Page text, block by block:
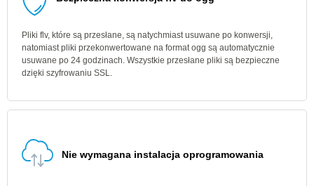
Pliki flv, które są przesłane, są natychmiast usuwane po konwersji,
natomiast pliki przekonwertowane na format ogg są automatycznie
usuwane po 24 godzinach. Wszystkie przesłane pliki są bezpieczne
dzięki szyfrowaniu SSL.
Nie wymagana instalacja oprogramowania